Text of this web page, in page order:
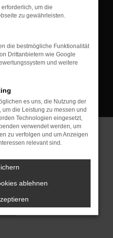
760 90 20
760 90 21
trading.com
Straße 1 | DE-08223
| Webdesign by audaris.de
um die
zu gewährleisten.
die bestmögliche Funktionalität
Drittanbietern wie Google
und weitere
es uns, die Nutzung der
die Leistung zu messen und
Technologien eingesetzt,
verwendet werden, um
zu verfolgen und um Anzeigen
relevant sind.
ablehnen